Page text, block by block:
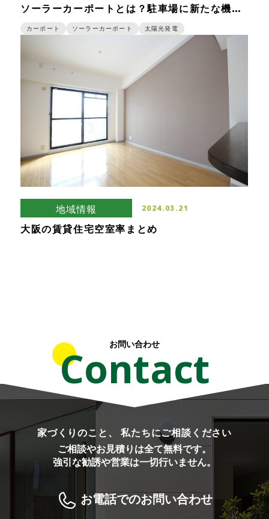
ソーラーカーポートとは？駐車場に新たな機能
を追加する設備のメリット！
カーポート ソーラーカーポート 太陽光発電
地域情報 2024.03.21
大阪の賃貸住宅空室率まとめ
お問い合わせ
Contact
家づくりのこと、 私たちにご相談ください
ご相談やお見積りは全て無料です。
強引な勧誘や営業は一切行いません。
お電話でのお問い合わせ